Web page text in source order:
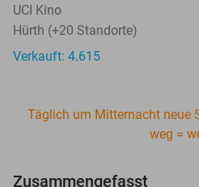
UCI Kino
Hürth (+20 Standorte)
Verkauft: 4.615
Täglich um Mitternacht neue
weg =
Zusammengefasst